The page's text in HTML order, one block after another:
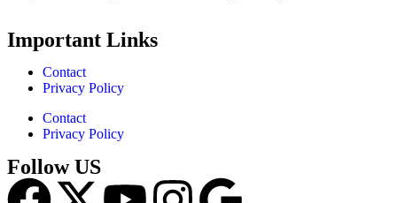
Important Links
Contact
Privacy Policy
Contact
Privacy Policy
Follow US